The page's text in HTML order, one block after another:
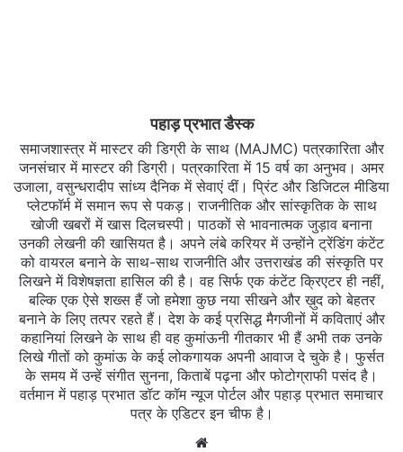
पहाड़ प्रभात डैस्क
समाजशास्त्र में मास्टर की डिग्री के साथ (MAJMC) पत्रकारिता और
जनसंचार में मास्टर की डिग्री। पत्रकारिता में 15 वर्ष का अनुभव। अमर
उजाला, वसुन्धरादीप सांध्य दैनिक में सेवाएं दीं। प्रिंट और डिजिटल मीडिया
प्लेटफॉर्म में समान रूप से पकड़। राजनीतिक और सांस्कृतिक के साथ
खोजी खबरों में खास दिलचस्‍पी। पाठकों से भावनात्मक जुड़ाव बनाना
उनकी लेखनी की खासियत है। अपने लंबे करियर में उन्होंने ट्रेंडिंग कंटेंट
को वायरल बनाने के साथ-साथ राजनीति और उत्तराखंड की संस्कृति पर
लिखने में विशेषज्ञता हासिल की है। वह सिर्फ एक कंटेंट क्रिएटर ही नहीं,
बल्कि एक ऐसे शख्स हैं जो हमेशा कुछ नया सीखने और ख़ुद को बेहतर
बनाने के लिए तत्पर रहते हैं। देश के कई प्रसिद्ध मैगजीनों में कविताएं और
कहानियां लिखने के साथ ही वह कुमांऊनी गीतकार भी हैं अभी तक उनके
लिखे गीतों को कुमांऊ के कई लोकगायक अपनी आवाज दे चुके है। फुर्सत
के समय में उन्हें संगीत सुनना, किताबें पढ़ना और फोटोग्राफी पसंद है।
वर्तमान में पहाड़ प्रभात डॉट कॉम न्यूज पोर्टल और पहाड़ प्रभात समाचार
पत्र के एडिटर इन चीफ है।
Website